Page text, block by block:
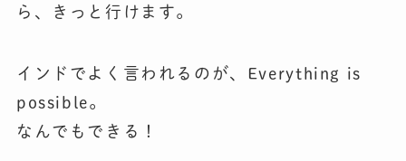
ら、きっと行けます。
インドでよく言われるのが、Everything is
possible。
なんでもできる！